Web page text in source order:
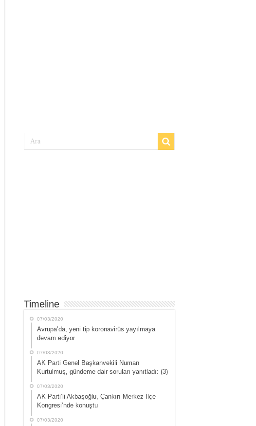
Timeline
07/03/2020
Avrupa’da, yeni tip koronavirüs yayılmaya
devam ediyor
07/03/2020
AK Parti Genel Başkanvekili Numan
Kurtulmuş, gündeme dair soruları yanıtladı: (3)
07/03/2020
AK Parti’li Akbaşoğlu, Çankırı Merkez İlçe
Kongresi’nde konuştu
07/03/2020